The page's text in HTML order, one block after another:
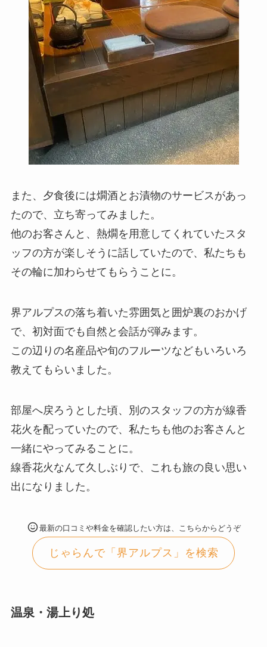
また、夕食後には燗酒とお漬物のサービスがあっ
たので、立ち寄ってみました。
他のお客さんと、熱燗を用意してくれていたスタ
ッフの方が楽しそうに話していたので、私たちも
その輪に加わらせてもらうことに。
界アルプスの落ち着いた雰囲気と囲炉裏のおかげ
で、初対面でも自然と会話が弾みます。
この辺りの名産品や旬のフルーツなどもいろいろ
教えてもらいました。
部屋へ戻ろうとした頃、別のスタッフの方が線香
花火を配っていたので、私たちも他のお客さんと
一緒にやってみることに。
線香花火なんて久しぶりで、これも旅の良い思い
出になりました。
最新の口コミや料金を確認したい方は、こちらからどうぞ
じゃらんで「界アルプス」を検索
温泉・湯上り処